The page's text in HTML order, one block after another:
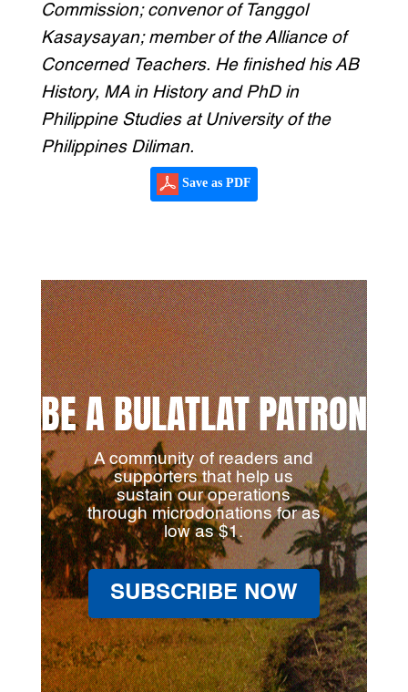
Commission; convenor of Tanggol
Kasaysayan; member of the Alliance of
Concerned Teachers. He finished his AB
History, MA in History and PhD in
Philippine Studies at University of the
Philippines Diliman.
Save as PDF
BE A BULATLAT PATRON
A community of readers and
supporters that help us
sustain our operations
through microdonations for as
low as $1.
SUBSCRIBE NOW